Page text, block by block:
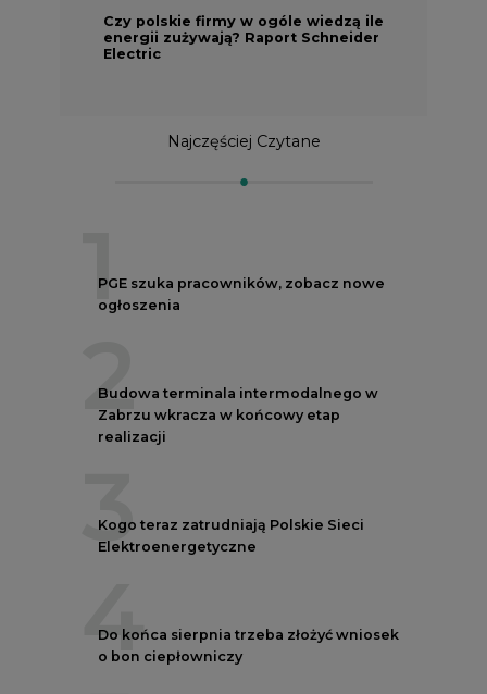
Czy polskie firmy w ogóle wiedzą ile
energii zużywają? Raport Schneider
Electric
Najczęściej Czytane
1
PGE szuka pracowników, zobacz nowe
ogłoszenia
2
Budowa terminala intermodalnego w
Zabrzu wkracza w końcowy etap
realizacji
3
Kogo teraz zatrudniają Polskie Sieci
Elektroenergetyczne
4
Do końca sierpnia trzeba złożyć wniosek
o bon ciepłowniczy